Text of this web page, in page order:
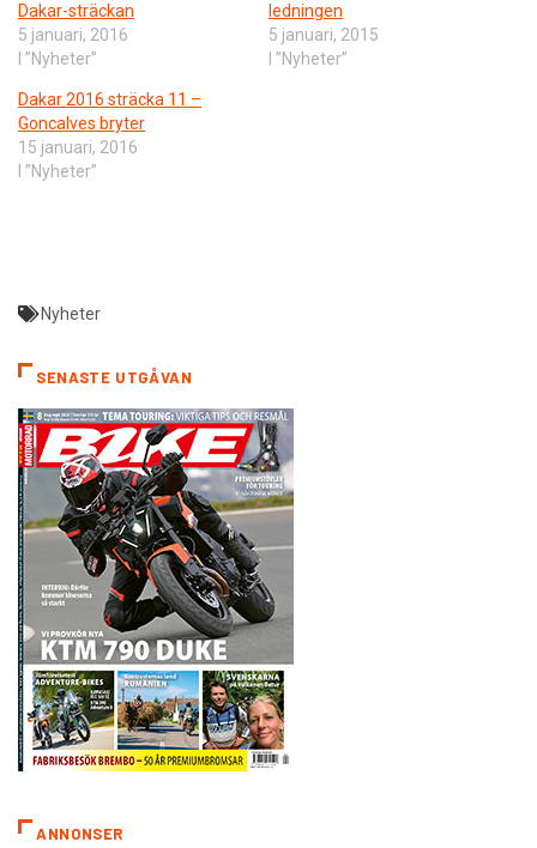
Dakar-sträckan
5 januari, 2016
I ”Nyheter”
ledningen
5 januari, 2015
I ”Nyheter”
Dakar 2016 sträcka 11 –
Goncalves bryter
15 januari, 2016
I ”Nyheter”
Nyheter
SENASTE UTGÅVAN
ANNONSER